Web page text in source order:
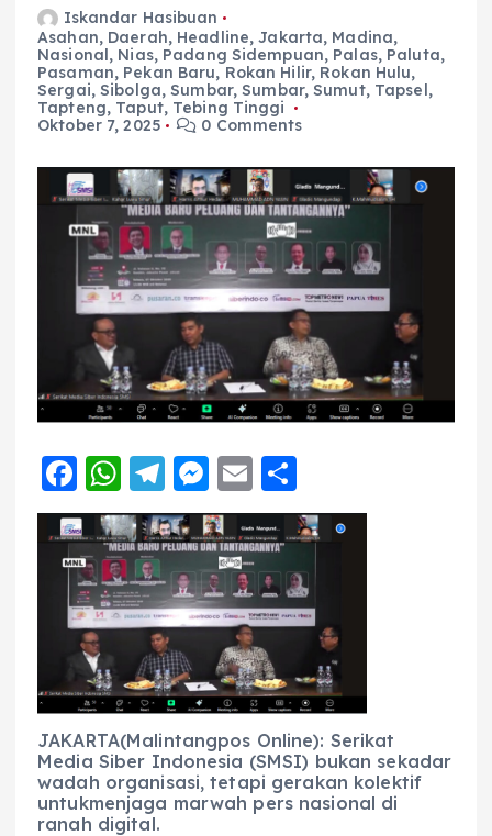
Iskandar Hasibuan
Asahan, Daerah, Headline,Jakarta, Madina,
Nasional , Nias, Padang Sidempuan, Palas, Paluta,
Pasaman, Pekan Baru, Rokan Hilir, Rokan Hulu,
Sergai,Sibolga,Sumbar,Sumbar,Sumut, Tapsel ,
Tapteng, Taput, Tebing Tinggi
Oktober 7, 2025
0 Comments
F
a
c
e
b
o
o
k
W
h
a
ts
A
p
p
T
el
e
g
r
a
m
M
e
ss
e
n
g
er
E
m
ai
l
h
a
re
JAKARTA(Malintangpos Online): Serikat
Media Siber Indonesia (SMSI) bukan sekadar
wadah organisasi, tetapi gerakan kolektif
untukmenjaga marwah pers nasional di
ranah digital.